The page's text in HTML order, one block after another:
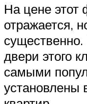
На цене этот
отражается,
двери этого
самыми
установлены